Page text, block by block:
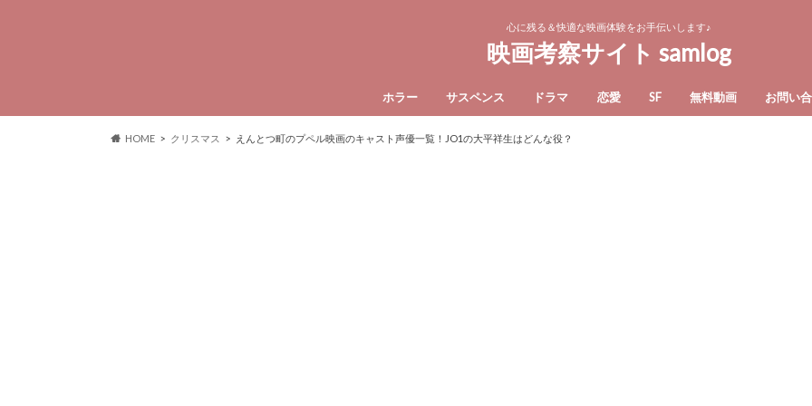
心に残る＆快適な映画体験をお手伝いします♪
映画考察サイト samlog
ホラー サスペンス ドラマ 恋愛 SF 無料動画 お問い
HOME クリスマス えんとつ町のプペル映画のキャスト声優一覧！JO1の大平祥生はどんな役？